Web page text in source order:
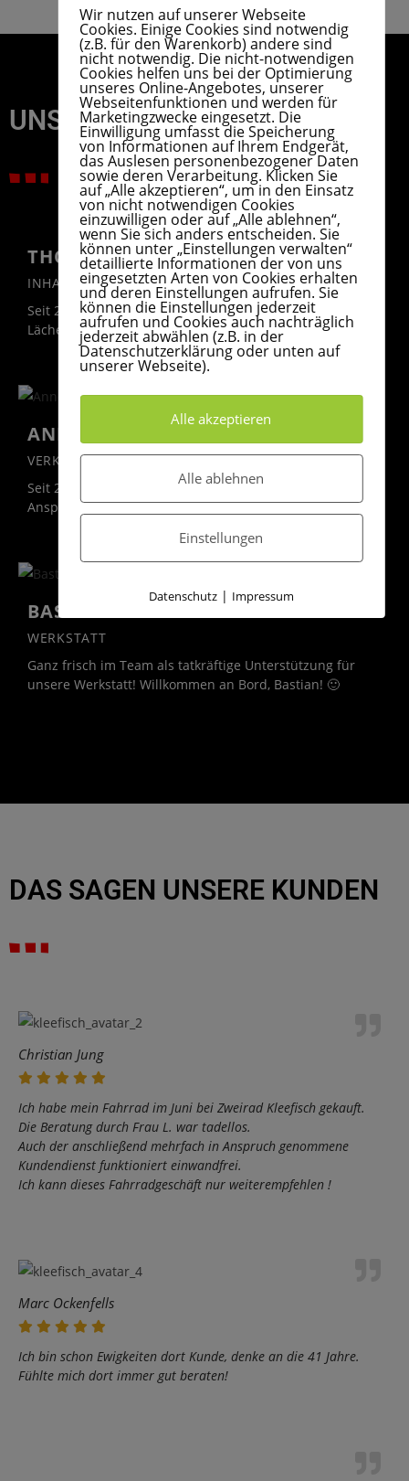
UNSER TEAM
THOMAS KLEEFISCH
INHABER & WERKSTATT
Seit 2002 der Chef des Hauses - immer mit einem
Lächeln im Gesicht und frisch bei der Sache.
ANNE LANG
VERKAUF
Seit 2012 dabei! Die gute Seele des Hauses und
Ansprechpartnerin für jedes Problem 😉
BASTIAN SCHERF
WERKSTATT
Ganz frisch im Team als tatkräftige Unterstützung für
unsere Werkstatt! Willkommen an Bord, Bastian! 🙂
DAS SAGEN UNSERE KUNDEN
Christian Jung
Ich habe mein Fahrrad im Juni bei Zweirad Kleefisch gekauft.
Die Beratung durch Frau L. war tadellos.
Auch der anschließend mehrfach in Anspruch genommene
Kundendienst funktioniert einwandfrei.
Ich kann dieses Fahrradgeschäft nur weiterempfehlen !
Marc Ockenfells
Ich bin schon Ewigkeiten dort Kunde, denke an die 41 Jahre.
Fühlte mich dort immer gut beraten!
Wir nutzen auf unserer Webseite
Cookies. Einige Cookies sind notwendig
(z.B. für den Warenkorb) andere sind
nicht notwendig. Die nicht-notwendigen
Cookies helfen uns bei der Optimierung
unseres Online-Angebotes, unserer
Webseitenfunktionen und werden für
Marketingzwecke eingesetzt. Die
Einwilligung umfasst die Speicherung
von Informationen auf Ihrem Endgerät,
das Auslesen personenbezogener Daten
sowie deren Verarbeitung. Klicken Sie
auf „Alle akzeptieren“, um in den Einsatz
von nicht notwendigen Cookies
einzuwilligen oder auf „Alle ablehnen“,
wenn Sie sich anders entscheiden. Sie
können unter „Einstellungen verwalten“
detaillierte Informationen der von uns
eingesetzten Arten von Cookies erhalten
und deren Einstellungen aufrufen. Sie
können die Einstellungen jederzeit
aufrufen und Cookies auch nachträglich
jederzeit abwählen (z.B. in der
Datenschutzerklärung oder unten auf
unserer Webseite).
Alle akzeptieren
Alle ablehnen
Einstellungen
Datenschutz| Impressum